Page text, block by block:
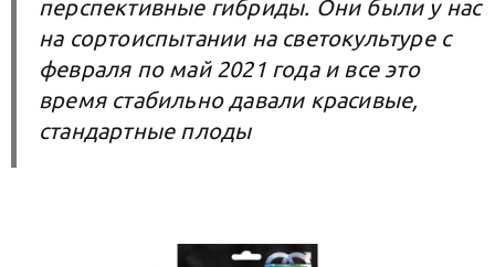
перспективные гибриды. Они были у нас
на сортоиспытании на светокультуре с
февраля по май 2021 года и все это
время стабильно давали красивые,
стандартные плоды